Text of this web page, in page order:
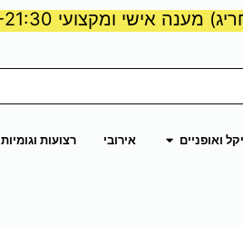
אישי ומקצועי 9:00-21:30 / טלפון:
ואופניים פתח אליפטיקל ואופניים
אירובי רצועות וגומיות